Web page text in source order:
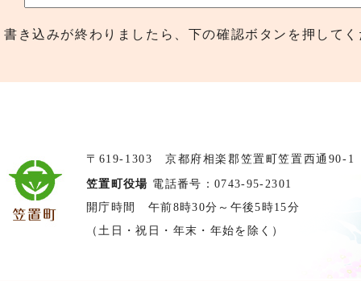
書き込みが終わりましたら、下の確認ボタンを押して
〒619-1303 京都府相楽郡笠置町笠置西通90-1
笠置町役場 電話番号：0743-95-2301
開庁時間 午前8時30分～午後5時15分
（土日・祝日・年末・年始を除く）